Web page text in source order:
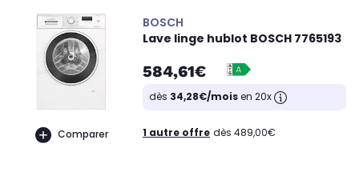
Comparer
BOSCH
Lave linge hublot BOSCH 7765193
584,61€
dès 34,28€/moisen 20x
1 autre offre dès 489,00€